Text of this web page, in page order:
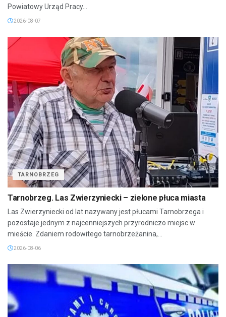
Powiatowy Urząd Pracy...
2026-08-07
TARNOBRZEG
Tarnobrzeg. Las Zwierzyniecki – zielone płuca miasta
Las Zwierzyniecki od lat nazywany jest płucami Tarnobrzega i
pozostaje jednym z najcenniejszych przyrodniczo miejsc w
mieście. Zdaniem rodowitego tarnobrzeżanina,...
2026-08-06